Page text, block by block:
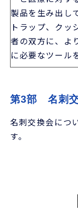
第3部　名刺
名刺交換会につ
す。
S venture Lab.
「世界を変える
中のサービスで